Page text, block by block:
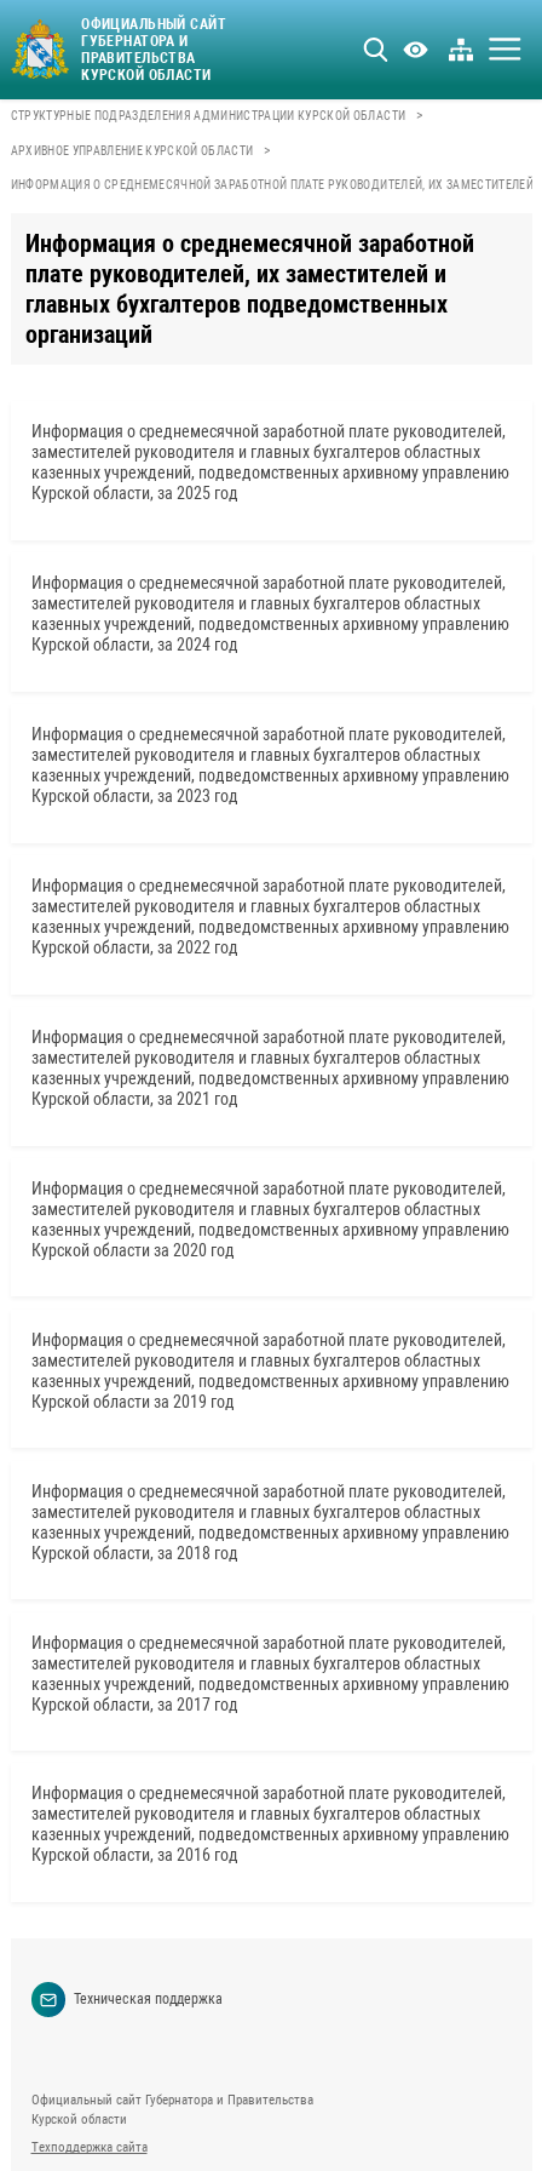
ОФИЦИАЛЬНЫЙ САЙТ
ГУБЕРНАТОРА И
ПРАВИТЕЛЬСТВА
КУРСКОЙ ОБЛАСТИ
СТРУКТУРНЫЕ ПОДРАЗДЕЛЕНИЯ АДМИНИСТРАЦИИ КУРСКОЙ ОБЛАСТИ >
АРХИВНОЕ УПРАВЛЕНИЕ КУРСКОЙ ОБЛАСТИ >
ИНФОРМАЦИЯ О СРЕДНЕМЕСЯЧНОЙ ЗАРАБОТНОЙ ПЛАТЕ РУКОВОДИТЕЛЕЙ, ИХ
Информация о среднемесячной заработной
плате руководителей, их заместителей и
главных бухгалтеров подведомственных
организаций
Информация о среднемесячной заработной плате руководителей,
заместителей руководителя и главных бухгалтеров областных
казенных учреждений, подведомственных архивному управлению
Курской области, за 2025 год
Информация о среднемесячной заработной плате руководителей,
заместителей руководителя и главных бухгалтеров областных
казенных учреждений, подведомственных архивному управлению
Курской области, за 2024 год
Информация о среднемесячной заработной плате руководителей,
заместителей руководителя и главных бухгалтеров областных
казенных учреждений, подведомственных архивному управлению
Курской области, за 2023 год
Информация о среднемесячной заработной плате руководителей,
заместителей руководителя и главных бухгалтеров областных
казенных учреждений, подведомственных архивному управлению
Курской области, за 2022 год
Информация о среднемесячной заработной плате руководителей,
заместителей руководителя и главных бухгалтеров областных
казенных учреждений, подведомственных архивному управлению
Курской области, за 2021 год
Информация о среднемесячной заработной плате руководителей,
заместителей руководителя и главных бухгалтеров областных
казенных учреждений, подведомственных архивному управлению
Курской области за 2020 год
Информация о среднемесячной заработной плате руководителей,
заместителей руководителя и главных бухгалтеров областных
казенных учреждений, подведомственных архивному управлению
Курской области за 2019 год
Информация о среднемесячной заработной плате руководителей,
заместителей руководителя и главных бухгалтеров областных
казенных учреждений, подведомственных архивному управлению
Курской области, за 2018 год
Информация о среднемесячной заработной плате руководителей,
заместителей руководителя и главных бухгалтеров областных
казенных учреждений, подведомственных архивному управлению
Курской области, за 2017 год
Информация о среднемесячной заработной плате руководителей,
заместителей руководителя и главных бухгалтеров областных
казенных учреждений, подведомственных архивному управлению
Курской области, за 2016 год
Техническая поддержка
Официальный сайт Губернатора и Правительства
Курской области
Техподдержка сайта